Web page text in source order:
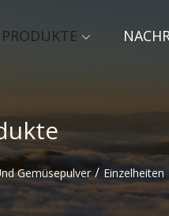
PRODUKTE
Gemüsepulver / Einzelheiten